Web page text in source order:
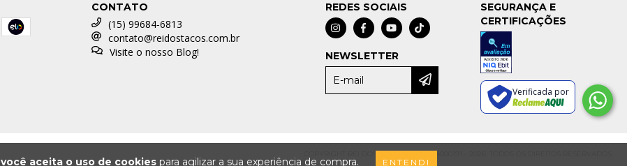
você aceita o uso de cookies para agilizar a sua experiência de compra. ENTENDI
CONTATO
(15) 99684-6813
contato@reidostacos.com.br
Visite o nosso Blog!
REDES SOCIAIS
NEWSLETTER
SEGURANÇA E
CERTIFICAÇÕES
Verificada por
COPYRIGHT REI DOS TACOS - 19424354000191 - 2026. TODOS OS DIREITOS RESERVADOS.